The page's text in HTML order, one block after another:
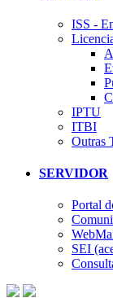
ISS -
IPTU
ITBI
Outras
SERVIDOR
Portal
SEI